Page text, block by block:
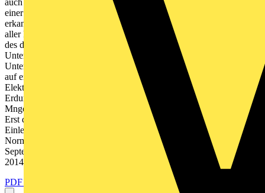
einer Baugefhrdung wird am Ende von Juristen geklrt. Eine spter
erkannte fehlerhafte Ausfhrung des Fundamenterders lsst sich in
aller Regel nicht mehr berichtigen oder nachbessern. Auf Grundlage
des deutschen Baurechts (VOB/B 13 Abs. 3) haftet der
Unternehmer fr eine mangelhafte Vorleistung eines anderen
Unternehmers. Daher ist es zwingend, dass sich alle Gewerke, die
auf eine bauseits erstellte Erdungsanlage zurckgreifen, z. B.
Elektroinstallateure oder Blitzschutzfirmen, vergewissern, dass die
Erdungsanlage mangelfrei errichtet wurde. Werden bei dieser Prfung
Mngel entdeckt, sind Bedenken gem VOB/B 4 Abs. 3 anzuzeigen.
Erst damit entfllt die Sachmngelhaftung fr den Installateur.
Einleitung Durch den zustndigen Arbeitsausschuss des
Normenausschusses Bauwesen (NA-Bau) wurde die aus dem
September 2007 stammende DIN 18014 berarbeitet und im Mrz
2014 neu herausgegeben....
PDF öffnen